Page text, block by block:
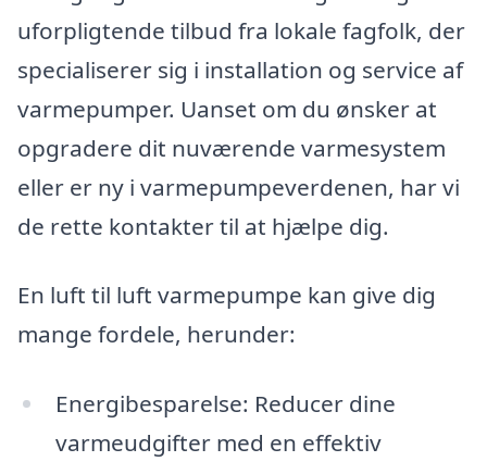
uforpligtende tilbud fra lokale fagfolk, der
specialiserer sig i installation og service af
varmepumper. Uanset om du ønsker at
opgradere dit nuværende varmesystem
eller er ny i varmepumpeverdenen, har vi
de rette kontakter til at hjælpe dig.
En luft til luft varmepumpe kan give dig
mange fordele, herunder:
Energibesparelse: Reducer dine
varmeudgifter med en effektiv